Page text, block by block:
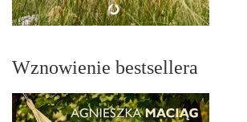
Wznowienie bestsellera